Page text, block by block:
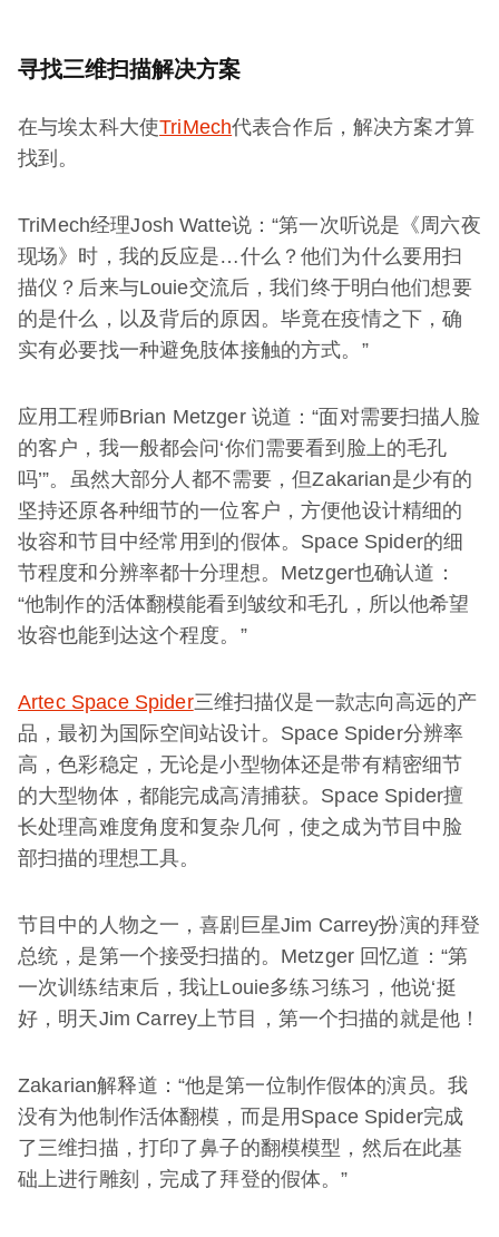
寻找三维扫描解决方案
在与埃太科大使TriMech代表合作后，解决方案才算
找到。
TriMech经理Josh Watte说：“第一次听说是《周六夜
现场》时，我的反应是…什么？他们为什么要用扫
描仪？后来与Louie交流后，我们终于明白他们想要
的是什么，以及背后的原因。毕竟在疫情之下，确
实有必要找一种避免肢体接触的方式。”
应用工程师Brian Metzger 说道：“面对需要扫描人脸
的客户，我一般都会问‘你们需要看到脸上的毛孔
吗’”。虽然大部分人都不需要，但Zakarian是少有的
坚持还原各种细节的一位客户，方便他设计精细的
妆容和节目中经常用到的假体。Space Spider的细
节程度和分辨率都十分理想。Metzger也确认道：
“他制作的活体翻模能看到皱纹和毛孔，所以他希望
妆容也能到达这个程度。”
Artec Space Spider三维扫描仪是一款志向高远的产
品，最初为国际空间站设计。Space Spider分辨率
高，色彩稳定，无论是小型物体还是带有精密细节
的大型物体，都能完成高清捕获。Space Spider擅
长处理高难度角度和复杂几何，使之成为节目中脸
部扫描的理想工具。
节目中的人物之一，喜剧巨星Jim Carrey扮演的拜登
总统，是第一个接受扫描的。Metzger 回忆道：“第
一次训练结束后，我让Louie多练习练习，他说‘挺
好，明天Jim Carrey上节目，第一个扫描的就是他！
Zakarian解释道：“他是第一位制作假体的演员。我
没有为他制作活体翻模，而是用Space Spider完成
了三维扫描，打印了鼻子的翻模模型，然后在此基
础上进行雕刻，完成了拜登的假体。”